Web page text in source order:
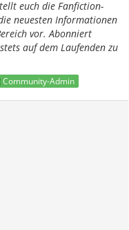
euch die Fanfiction-
neuesten Informationen
vor. Abonniert
auf dem Laufenden zu
Community-Admin